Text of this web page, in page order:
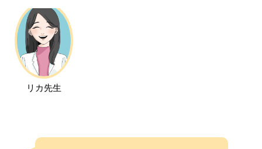
リカ先生